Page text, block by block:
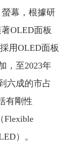
幕，根據研
OLED面板
用OLED面板
，至2023年
六成的市占
有剛性
Flexible
）。